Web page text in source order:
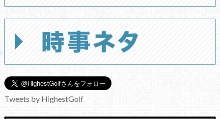
Tweets by HighestGolf